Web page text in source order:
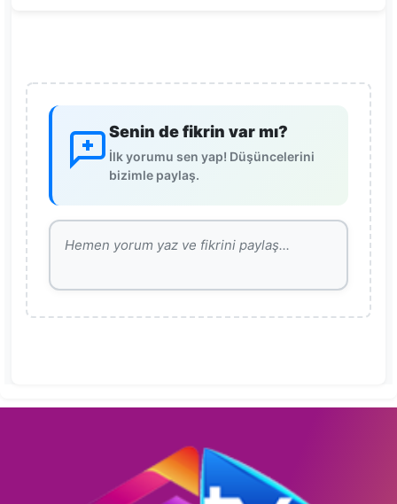
Senin de fikrin var mı?
İlk yorumu sen yap! Düşüncelerini
bizimle paylaş.